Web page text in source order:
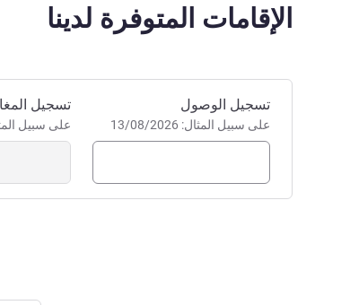
الساحات في مدينة برلين
وكونزرتهاوس.
استمتع بلحظات
وسط برلين. تضفي
وألكسندر بلاتز على الفندق ذو
إدارة الفندق Steffen Baumann
الإقامات المتوفرة لدينا
احجز في هذا الفندق
تسجيل الوصول
على سبيل المثال: 13/08/2026
تسجيل
على سبيل المثال: 13/